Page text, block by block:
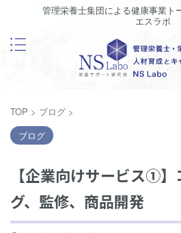
管理栄養士集団による健康事業ト
エスラボ
TOP > ブログ >
ブログ
【企業向けサービス①
グ、監修、商品開発